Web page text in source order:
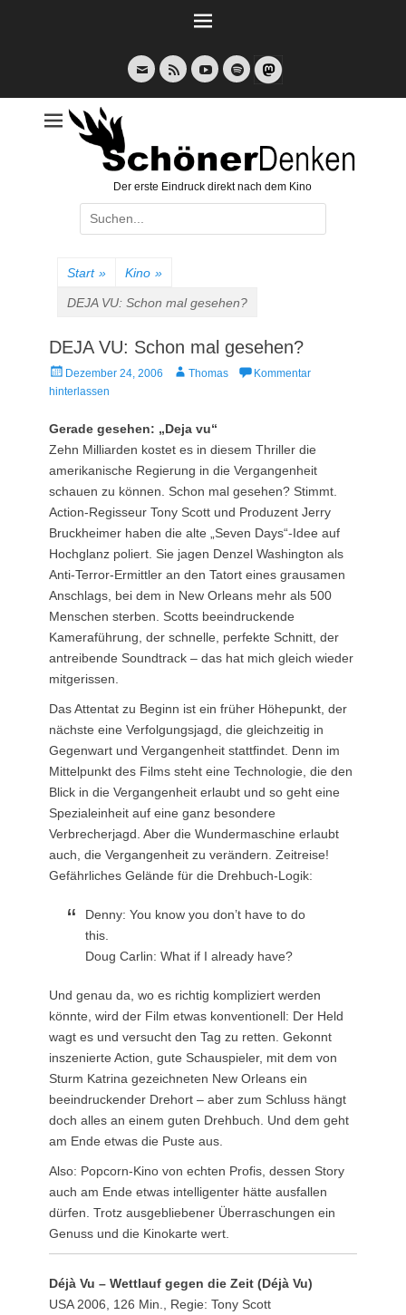
E-
Mail
Feed YouTubeSpotify
Der erste Eindruck direkt nach dem Kino
Suche
nach:
Start » Kino »
DEJA VU: Schon mal gesehen?
DEJA VU: Schon mal gesehen?
Veröffentlicht
am
Dezember 24, 2006 AutorThomas
Kommentar
hinterlassen
Gerade gesehen: „Deja vu“
Zehn Milliarden kostet es in diesem Thriller die
amerikanische Regierung in die Vergangenheit
schauen zu können. Schon mal gesehen? Stimmt.
Action-Regisseur Tony Scott und Produzent Jerry
Bruckheimer haben die alte „Seven Days“-Idee auf
Hochglanz poliert. Sie jagen Denzel Washington als
Anti-Terror-Ermittler an den Tatort eines grausamen
Anschlags, bei dem in New Orleans mehr als 500
Menschen sterben. Scotts beeindruckende
Kameraführung, der schnelle, perfekte Schnitt, der
antreibende Soundtrack – das hat mich gleich wieder
mitgerissen.
Das Attentat zu Beginn ist ein früher Höhepunkt, der
nächste eine Verfolgungsjagd, die gleichzeitig in
Gegenwart und Vergangenheit stattfindet. Denn im
Mittelpunkt des Films steht eine Technologie, die den
Blick in die Vergangenheit erlaubt und so geht eine
Spezialeinheit auf eine ganz besondere
Verbrecherjagd. Aber die Wundermaschine erlaubt
auch, die Vergangenheit zu verändern. Zeitreise!
Gefährliches Gelände für die Drehbuch-Logik:
Denny: You know you don’t have to do
this.
Doug Carlin: What if I already have?
Und genau da, wo es richtig kompliziert werden
könnte, wird der Film etwas konventionell: Der Held
wagt es und versucht den Tag zu retten. Gekonnt
inszenierte Action, gute Schauspieler, mit dem von
Sturm Katrina gezeichneten New Orleans ein
beeindruckender Drehort – aber zum Schluss hängt
doch alles an einem guten Drehbuch. Und dem geht
am Ende etwas die Puste aus.
Also: Popcorn-Kino von echten Profis, dessen Story
auch am Ende etwas intelligenter hätte ausfallen
dürfen. Trotz ausgebliebener Überraschungen ein
Genuss und die Kinokarte wert.
Déjà Vu – Wettlauf gegen die Zeit (Déjà Vu)
USA 2006, 126 Min., Regie: Tony Scott